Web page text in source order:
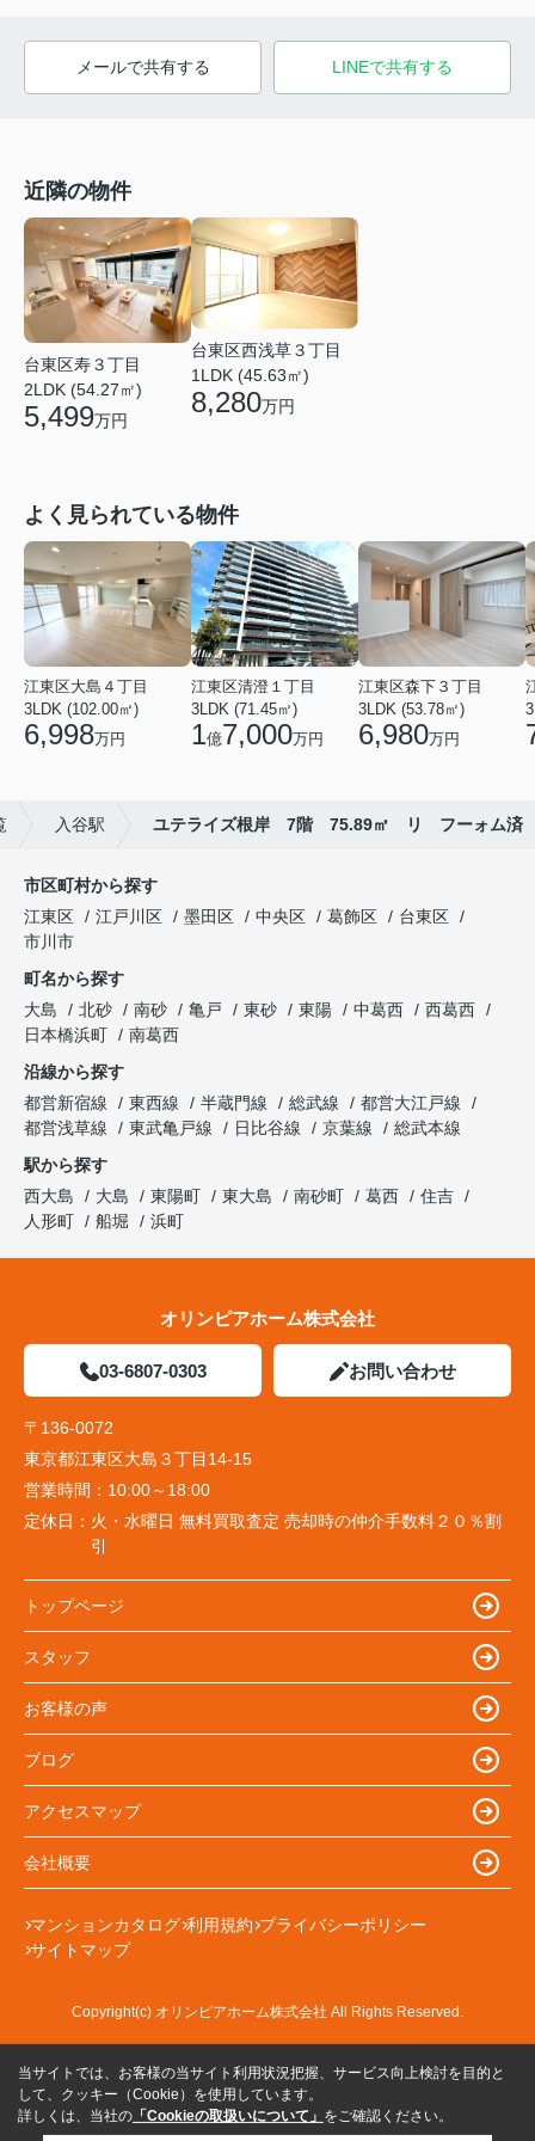
メールで共有する LINEで共有する
近隣の物件
台東区寿３丁目
2LDK (54.27㎡)
5,499万円
台東区西浅草３丁目
1LDK (45.63㎡)
8,280万円
よく見られている物件
江東区大島４丁目
3LDK (102.00㎡)
6,998万円
江東区清澄１丁目
3LDK (71.45㎡)
1億7,000万円
江東区森下３丁目
3LDK (53.78㎡)
6,980万円
入谷駅 ユテライズ根岸 7階 75.89㎡ リ フーォム済
市区町村から探す
江東区
江戸川区 墨田区 中央区 葛飾区
台東区
市川市
町名から探す
大島
北砂 南砂 亀戸 東砂 東陽 中葛西
西葛西
日本橋浜町
南葛西
沿線から探す
都営新宿線
東西線 半蔵門線 総武線
都営大江戸線
都営浅草線
東武亀戸線 日比谷線 京葉線
総武本線
駅から探す
西大島
大島 東陽町 東大島 南砂町 葛西
住吉
人形町
船堀 浜町
オリンピアホーム株式会社
03-6807-0303 お問い合わせ
〒136-0072
東京都江東区大島３丁目14-15
営業時間： 10:00～18:00
定休日： 火・水曜日 無料買取査定 売却時の仲介手数料２０％割
引
トップページ
スタッフ
お客様の声
ブログ
アクセスマップ
会社概要
マンションカタログ 利用規約 プライバシーポリシー
サイトマップ
Copyright(c) オリンピアホーム株式会社 All Rights Reserved.
当サイトでは、お客様の当サイト利用状況把握、サービス向上検討を目的と
して、クッキー（Cookie）を使用しています。
詳しくは、当社の 「Cookieの取扱いについて」 をご確認ください。